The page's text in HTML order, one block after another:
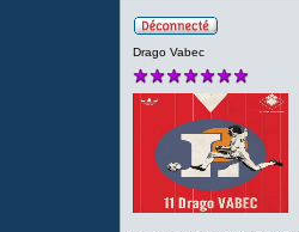
Drago Vabec